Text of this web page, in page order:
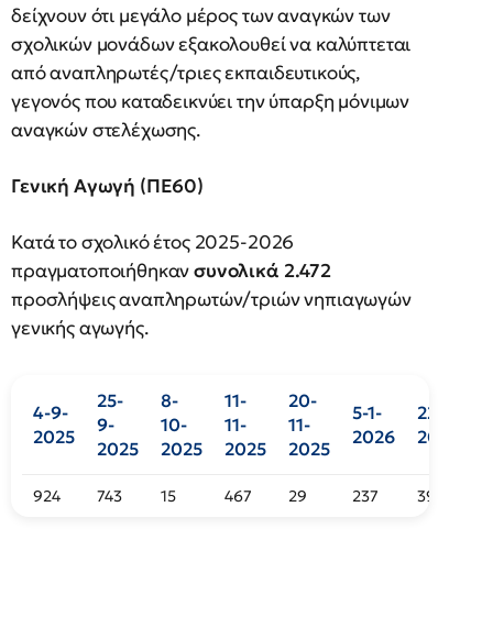
δείχνουν ότι μεγάλο μέρος των αναγκών των
σχολικών μονάδων εξακολουθεί να καλύπτεται
από αναπληρωτές/τριες εκπαιδευτικούς,
γεγονός που καταδεικνύει την ύπαρξη μόνιμων
αναγκών στελέχωσης.
Γενική Αγωγή (ΠΕ60)
Κατά το σχολικό έτος 2025-2026
πραγματοποιήθηκανσυνολικά 2.472
προσλήψεις αναπληρωτών/τριών νηπιαγωγών
γενικής αγωγής.
4-9-
2025
25-
9-
2025
8-
10-
2025
11-
11-
2025
20-
11-
2025
5-1-
2026
22-1-
2026
924 743 15 467 29 237 39